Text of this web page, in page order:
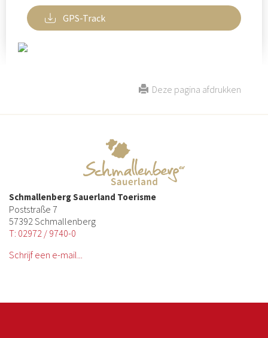
GPS-Track
Deze pagina afdrukken
Schmallenberg Sauerland Toerisme
Poststraße 7
57392 Schmallenberg
T: 02972 / 9740-0
Schrijf een e-mail...